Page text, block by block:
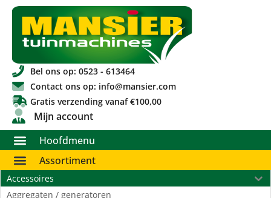
Bel ons op: 0523 - 613464
Contact ons op: info@mansier.com
Gratis verzending vanaf €100,00
Mijn account
Hoofdmenu
Assortiment
Accessoires
Aggregaten / generatoren